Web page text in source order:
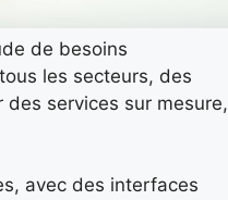
de besoins
les secteurs, des
services sur mesure,
avec des interfaces